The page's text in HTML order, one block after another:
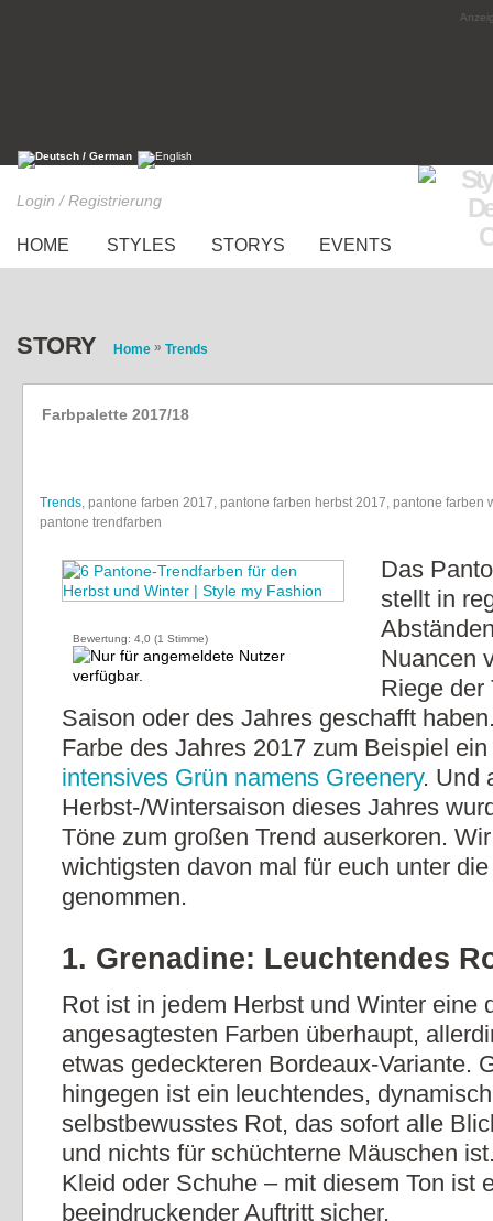
Login / Registrierung
HOME STYLES STORYS EVENTS
STORY Home » Trends
Farbpalette 2017/18
Trends, pantone farben 2017, pantone farben herbst 2017, pantone farben
pantone trendfarben
Bewertung: 4,0 (1 Stimme)
Das
stellt in
Nuancen
Riege der
Saison oder des Jahres geschafft
Farbe des Jahres 2017 zum Beispiel ein
intensives Grün namens Greenery. Und
Herbst-/Wintersaison dieses Jahres
Töne zum großen Trend auserkoren.
wichtigsten davon mal für euch unter
genommen.
1. Grenadine: Leuchtendes
Rot ist in jedem Herbst und Winter eine
angesagtesten Farben überhaupt,
etwas gedeckteren Bordeaux-Variante.
hingegen ist ein leuchtendes,
selbstbewusstes Rot, das sofort alle
und nichts für schüchterne Mäuschen
Kleid oder Schuhe – mit diesem Ton ist
beeindruckender Auftritt sicher.